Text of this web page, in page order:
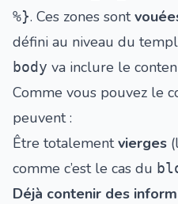
%}. Ces zones sont
défini au niveau du
body va inclure le
Comme vous pouvez le
peuvent :
Être totalementvierges
comme c’est le cas du
Déjà contenir des